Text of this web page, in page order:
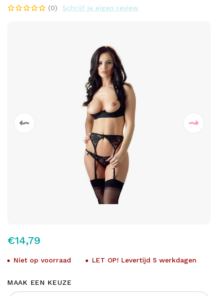
(0) Schrijf je eigen review
€14,79
Niet op voorraad LET OP! Levertijd 5 werkdagen
MAAK EEN KEUZE